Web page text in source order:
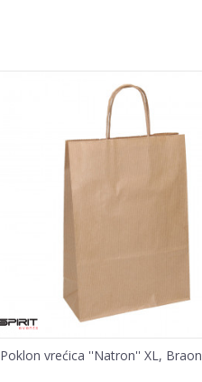
Poklon vrećica ''Natron'' XL, Braon